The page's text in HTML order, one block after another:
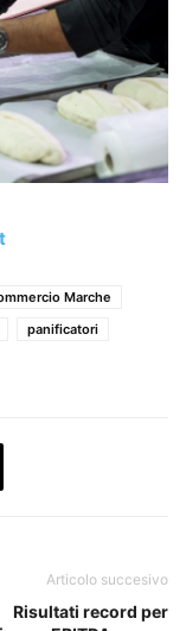
Marche
panificatori
Articolo succesivo
Risultati record per